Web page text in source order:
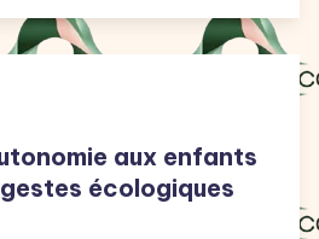
aux enfants
écologiques